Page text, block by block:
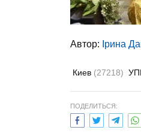
Автор: Ірина
Киев (27218)
ПОДЕЛИТЬСЯ: